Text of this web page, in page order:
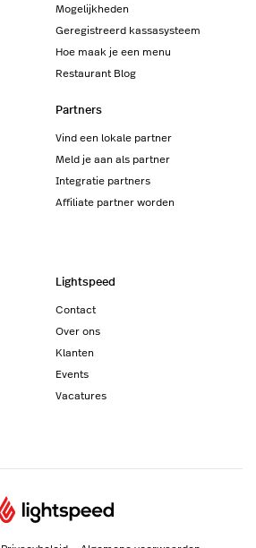
Mogelijkheden
Geregistreerd kassasysteem
Hoe maak je een menu
Restaurant Blog
Partners
Vind een lokale partner
Meld je aan als partner
Integratie partners
Affiliate partner worden
Lightspeed
Contact
Over ons
Klanten
Events
Vacatures